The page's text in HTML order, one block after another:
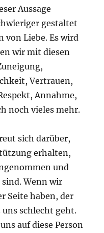
Aussage
gestaltet
von Liebe. Es wird
wir mit diesen
Vertrauen,
Annahme,
noch vieles mehr.
sich darüber,
erhalten,
und
Wenn wir
Seite haben, der
uns schlecht geht.
auf diese Person